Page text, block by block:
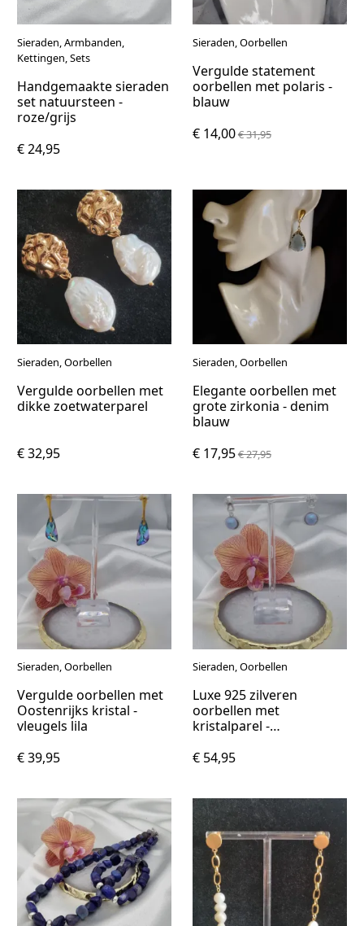
Sieraden, Armbanden,
Kettingen, Sets
Handgemaakte sieraden
set natuursteen -
roze/grijs
€ 24,95
Sieraden, Oorbellen
Vergulde statement
oorbellen met polaris -
blauw
€ 14,00€ 31,95
Sieraden, Oorbellen
Vergulde oorbellen met
dikke zoetwaterparel
€ 32,95
Sieraden, Oorbellen
Elegante oorbellen met
grote zirkonia - denim
blauw
€ 17,95€ 27,95
Sieraden, Oorbellen
Vergulde oorbellen met
Oostenrijks kristal -
vleugels lila
€ 39,95
Sieraden, Oorbellen
Luxe 925 zilveren
oorbellen met
kristalparel -
€ 54,95